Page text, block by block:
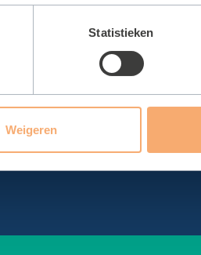
Statistieken
Weigeren
Keurmerk
Certificaat sporthallen
Sport en Cultuurregeling
Managementverslag